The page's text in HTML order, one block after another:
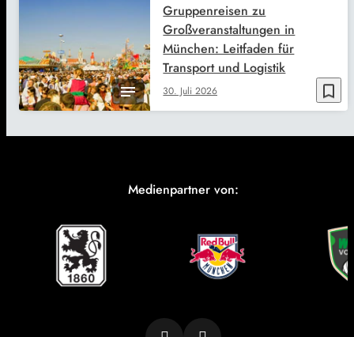
bookmark_border
30. Juli 2026
Gruppenreisen zu
Großveranstaltungen in
München: Leitfaden für
Transport und Logistik
Medienpartner von: